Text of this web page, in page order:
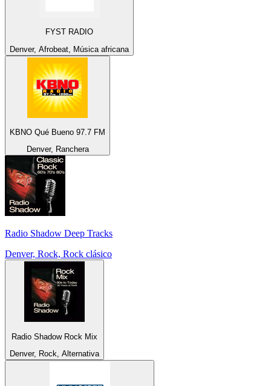
FYST RADIO
Denver, Afrobeat, Música africana
KBNO Qué Bueno 97.7 FM
Denver, Ranchera
Radio Shadow Deep Tracks
Denver, Rock, Rock clásico
Radio Shadow Rock Mix
Denver, Rock, Alternativa